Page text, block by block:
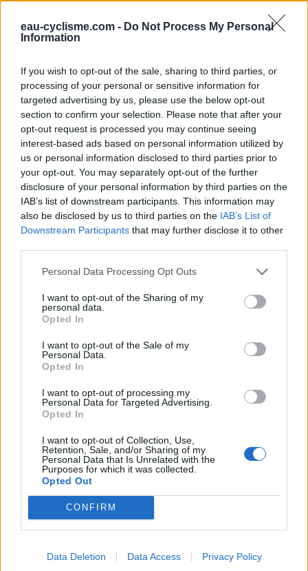
eau-cyclisme.com - Do Not Process My Personal
Information
If you wish to opt-out of the sale, sharing to third parties, or
processing of your personal or sensitive information for
targeted advertising by us, please use the below opt-out
section to confirm your selection. Please note that after your
opt-out request is processed you may continue seeing
interest-based ads based on personal information utilized by
us or personal information disclosed to third parties prior to
your opt-out. You may separately opt-out of the further
disclosure of your personal information by third parties on the
IAB’s list of downstream participants. This information may
also be disclosed by us to third parties on the IAB’s List of
Downstream Participants that may further disclose it to other
Personal Data Processing Opt Outs
I want to opt-out of the Sharing of my
personal data.
Opted In
I want to opt-out of the Sale of my
Personal Data.
Opted In
I want to opt-out of processing my
Personal Data for Targeted Advertising.
Opted In
I want to opt-out of Collection, Use,
Retention, Sale, and/or Sharing of my
Personal Data that Is Unrelated with the
Purposes for which it was collected.
Opted Out
CONFIRM
Data Deletion Data Access Privacy Policy
carrefour en T, tourner à droite en direction de Maringues :
on rejoint ainsi la rue Notre-Dame, puis même itinéraire
suite à gauche dans la D336 direction Maringues. Plus loin,
au-delà du carrefour à gauche avec la D20 venant de
Culhat puis de l'Hôtel de Ville sis côté gauche, au carrefour
en T tourner à gauche dans la suite de la D336. On
trouvera les toilettes côté droit juste après les panneaux
suivants de l'A89 et de Maringues. 4) En provenance de
Bulhon sur la D223, très longtemps après le début de la
ville, au carrefour en T avec la D336, tourner à droite en
direction du centre-ville. Juste après il y a un immense
parking côté droit puis la salle des fêtes ''le Lido''
reconnaissable à ses pans de murs de couleur orange,
tandis qu'à gauche de la route il y a le grand square Jean
bâtiment des toilettes qui est situé juste après le square.
Repères visuels
Afficher la carte